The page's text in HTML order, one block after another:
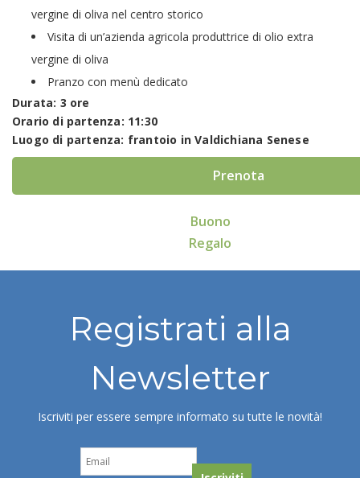
vergine di oliva nel centro storico
Visita di un’azienda agricola produttrice di olio extra
vergine di oliva
Pranzo con menù dedicato
Durata: 3 ore
Orario di partenza: 11:30
Luogo di partenza: frantoio in Valdichiana Senese
Prenota
Buono
Regalo
Registrati alla
Newsletter
Iscriviti per essere sempre informato su tutte le novità!